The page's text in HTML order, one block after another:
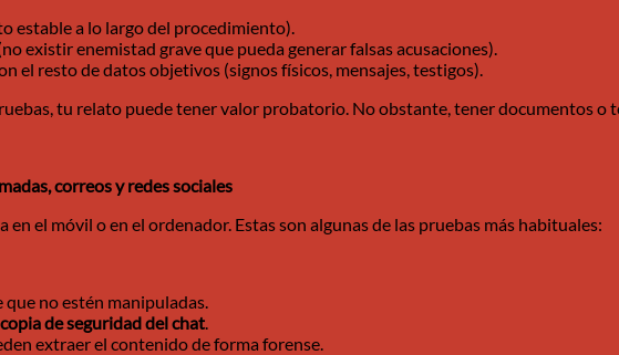
estable a lo largo del procedimiento).
existir enemistad grave que pueda generar falsas acusaciones).
el resto de datos objetivos (signos físicos, mensajes, testigos).
tu relato puede tener valor probatorio. No obstante, tener documentos o
correos y redes sociales
el móvil o en el ordenador. Estas son algunas de las pruebas más habituales:
no estén manipuladas.
copia de seguridad del chat.
extraer el contenido de forma forense.